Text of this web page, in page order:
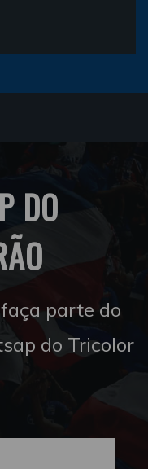
DO
parte do
do Tricolor